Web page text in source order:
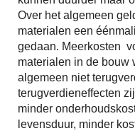
Over het algemeen
materialen een
gedaan. Meerkosten
materialen in de bouw
algemeen niet
terugverdieneffecten
minder
levensduur, minder